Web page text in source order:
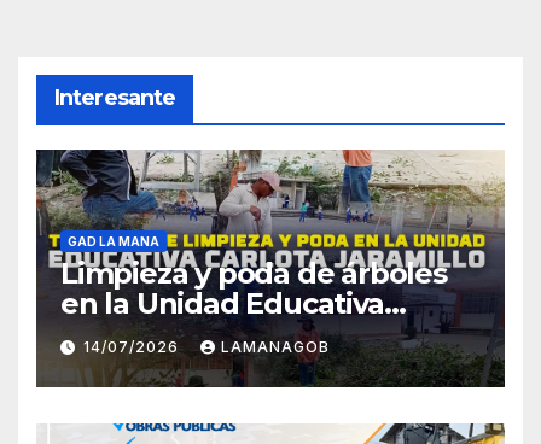
Interesante
GAD LA MANA
Limpieza y poda de árboles
en la Unidad Educativa
Carlota Jaramillo
14/07/2026 LAMANAGOB